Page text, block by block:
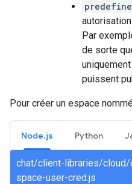
Par
de sorte
puissent
Pour créer un espace
Node.js Python
chat/client-libraries/cloud/
space-user-cred.js